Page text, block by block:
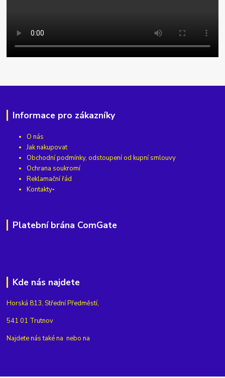
Informace pro zákazníky
O nás
Jak nakupovat
Obchodní podmínky, odstoupení od kupní smlouvy
Ochrana soukromí
Reklamační řád
Kontakty
Platební brána ComGate
Kde nás najdete
Horská 813, Střední Předměstí,
541 01 Trutnov
Najdete nás také na nebo na